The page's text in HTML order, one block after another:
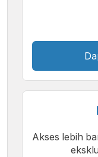
Akses lebih